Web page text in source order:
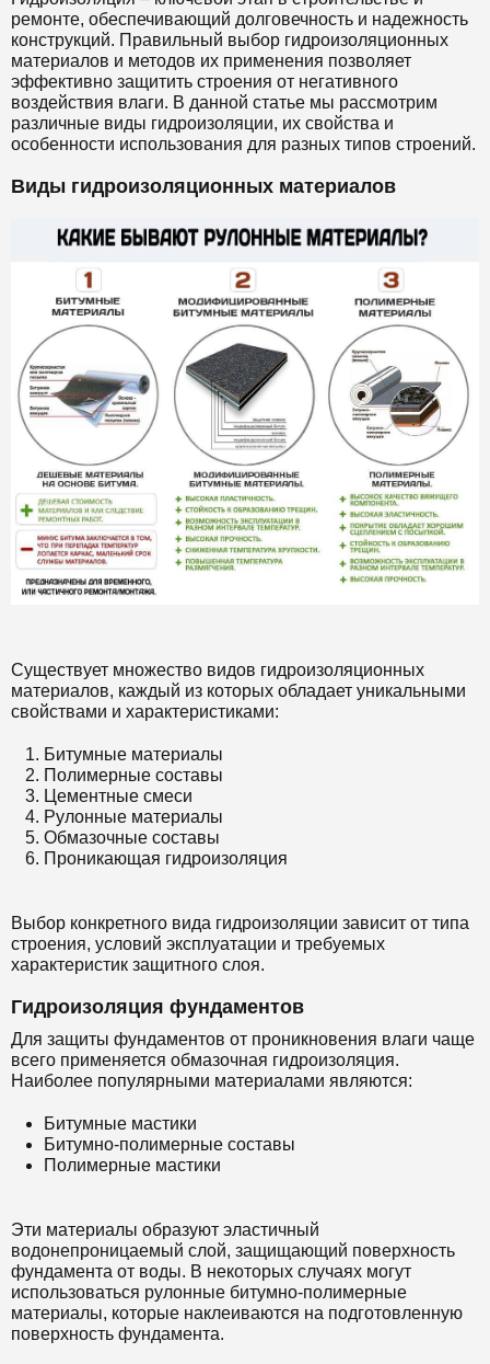
ремонте, обеспечивающий долговечность и надежность
конструкций. Правильный выбор гидроизоляционных
материалов и методов их применения позволяет
эффективно защитить строения от негативного
воздействия влаги. В данной статье мы рассмотрим
различные виды гидроизоляции, их свойства и
особенности использования для разных типов строений.
Виды гидроизоляционных материалов
Существует множество видов гидроизоляционных
материалов, каждый из которых обладает уникальными
свойствами и характеристиками:
Битумные материалы
Полимерные составы
Цементные смеси
Рулонные материалы
Обмазочные составы
Проникающая гидроизоляция
Выбор конкретного вида гидроизоляции зависит от типа
строения, условий эксплуатации и требуемых
характеристик защитного слоя.
Гидроизоляция фундаментов
Для защиты фундаментов от проникновения влаги чаще
всего применяется обмазочная гидроизоляция.
Наиболее популярными материалами являются:
Битумные мастики
Битумно-полимерные составы
Полимерные мастики
Эти материалы образуют эластичный
водонепроницаемый слой, защищающий поверхность
фундамента от воды. В некоторых случаях могут
использоваться рулонные битумно-полимерные
материалы, которые наклеиваются на подготовленную
поверхность фундамента.